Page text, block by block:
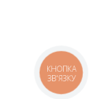
КНОПКА
ЗВ'ЯЗКУ